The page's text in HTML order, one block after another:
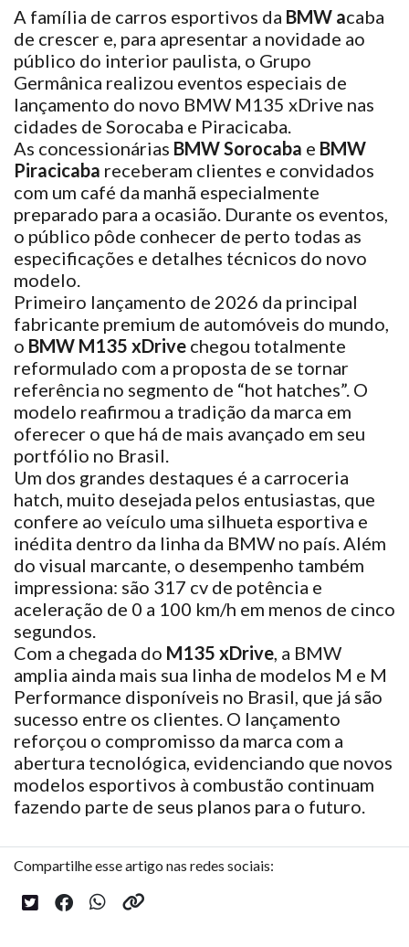
A família de carros esportivos da BMW acaba
de crescer e, para apresentar a novidade ao
público do interior paulista, o Grupo
Germânica realizou eventos especiais de
lançamento do novo BMW M135 xDrive nas
cidades de Sorocaba e Piracicaba.
As concessionárias BMW Sorocaba e BMW
Piracicaba receberam clientes e convidados
com um café da manhã especialmente
preparado para a ocasião. Durante os eventos,
o público pôde conhecer de perto todas as
especificações e detalhes técnicos do novo
modelo.
Primeiro lançamento de 2026 da principal
fabricante premium de automóveis do mundo,
o BMW M135 xDrive chegou totalmente
reformulado com a proposta de se tornar
referência no segmento de “hot hatches”. O
modelo reafirmou a tradição da marca em
oferecer o que há de mais avançado em seu
portfólio no Brasil.
Um dos grandes destaques é a carroceria
hatch, muito desejada pelos entusiastas, que
confere ao veículo uma silhueta esportiva e
inédita dentro da linha da BMW no país. Além
do visual marcante, o desempenho também
impressiona: são 317 cv de potência e
aceleração de 0 a 100 km/h em menos de cinco
segundos.
Com a chegada do M135 xDrive, a BMW
amplia ainda mais sua linha de modelos M e M
Performance disponíveis no Brasil, que já são
sucesso entre os clientes. O lançamento
reforçou o compromisso da marca com a
abertura tecnológica, evidenciando que novos
modelos esportivos à combustão continuam
fazendo parte de seus planos para o futuro.
Compartilhe esse artigo nas redes sociais: